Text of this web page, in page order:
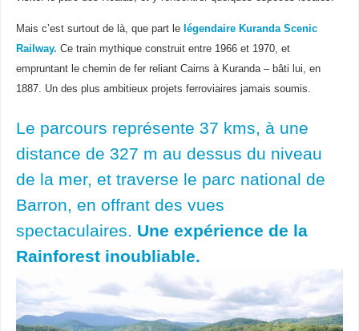
Mais c’est surtout de là, que part lelégendaire Kuranda Scenic
Railway. Ce train mythique construit entre 1966 et 1970, et
empruntant le chemin de fer reliant Cairns à Kuranda – bâti lui, en
1887. Un des plus ambitieux projets ferroviaires jamais soumis.
Le parcours représente 37 kms, à une
distance de 327 m au dessus du niveau
de la mer, et traverse le parc national de
Barron, en offrant des vues
spectaculaires. Une expérience de la
Rainforest inoubliable.